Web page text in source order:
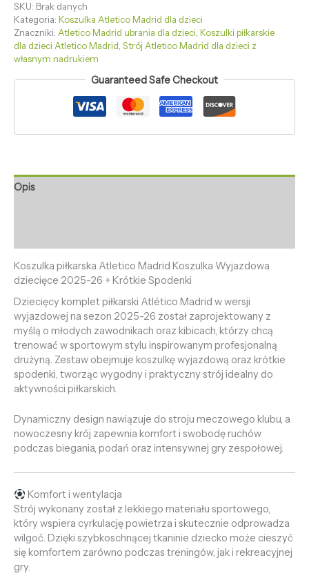
SKU: Brak danych
Kategoria: Koszulka Atletico Madrid dla dzieci
Znaczniki: Atletico Madrid ubrania dla dzieci, Koszulki piłkarskie
dla dzieci Atletico Madrid, Strój Atletico Madrid dla dzieci z
własnym nadrukiem
Guaranteed Safe Checkout
Opis
Koszulka piłkarska Atletico Madrid Koszulka Wyjazdowa
dziecięce 2025-26 + Krótkie Spodenki
Dziecięcy komplet piłkarski Atlético Madrid w wersji
wyjazdowej na sezon 2025-26 został zaprojektowany z
myślą o młodych zawodnikach oraz kibicach, którzy chcą
trenować w sportowym stylu inspirowanym profesjonalną
drużyną. Zestaw obejmuje koszulkę wyjazdową oraz krótkie
spodenki, tworząc wygodny i praktyczny strój idealny do
aktywności piłkarskich.
Dynamiczny design nawiązuje do stroju meczowego klubu, a
nowoczesny krój zapewnia komfort i swobodę ruchów
podczas biegania, podań oraz intensywnej gry zespołowej.
Komfort i wentylacja
Strój wykonany został z lekkiego materiału sportowego,
który wspiera cyrkulację powietrza i skutecznie odprowadza
wilgoć. Dzięki szybkoschnącej tkaninie dziecko może cieszyć
się komfortem zarówno podczas treningów, jak i rekreacyjnej
gry.